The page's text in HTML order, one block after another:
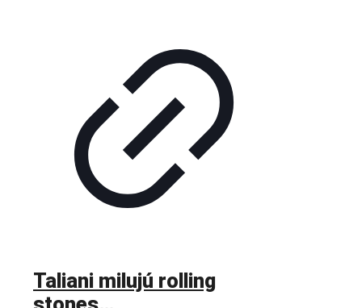
Taliani milujú rolling